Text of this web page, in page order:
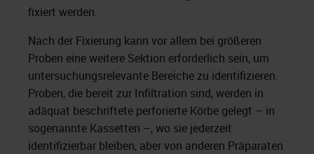
fixiert werden.
Nach der Fixierung kann vor allem bei größeren
Proben eine weitere Sektion erforderlich sein, um
untersuchungsrelevante Bereiche zu identifizieren.
Proben, die bereit zur Infiltration sind, werden in
adäquat beschriftete perforierte Körbe gelegt – in
sogenannte Kassetten –, wo sie jederzeit
identifizierbar bleiben, aber von anderen Präparaten